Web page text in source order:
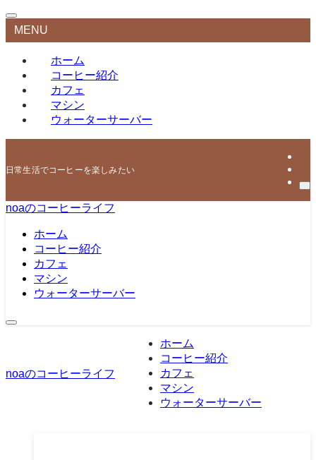
MENU
ホーム
コーヒー紹介
カフェ
マシン
ウォーターサーバー
日常生活でコーヒーを楽しみたい
noaのコーヒーライフ
ホーム
コーヒー紹介
カフェ
マシン
ウォーターサーバー
noaのコーヒーライフ
ホーム
コーヒー紹介
カフェ
マシン
ウォーターサーバー